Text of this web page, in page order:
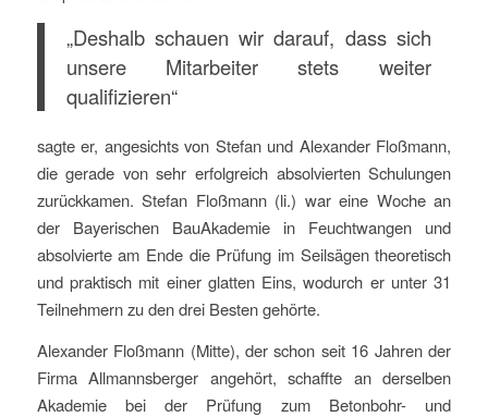
„Deshalb schauen wir darauf, dass sich
unsere Mitarbeiter stets weiter
qualifizieren“
sagte er, angesichts von Stefan und Alexander Floßmann,
die gerade von sehr erfolgreich absolvierten Schulungen
zurückkamen. Stefan Floßmann (li.) war eine Woche an
der Bayerischen BauAkademie in Feuchtwangen und
absolvierte am Ende die Prüfung im Seilsägen theoretisch
und praktisch mit einer glatten Eins, wodurch er unter 31
Teilnehmern zu den drei Besten gehörte.
Alexander Floßmann (Mitte), der schon seit 16 Jahren der
Firma Allmannsberger angehört, schaffte an derselben
Akademie bei der Prüfung zum Betonbohr- und